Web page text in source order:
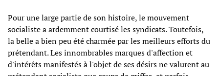
Pour une large partie de son histoire, le mouvement
socialiste a ardemment courtisé les syndicats. Toutefois,
la belle a bien peu été charmée par les meilleurs efforts du
prétendant. Les innombrables marques d'affection et
d'intérêts manifestés à l'objet de ses désirs ne valurent au